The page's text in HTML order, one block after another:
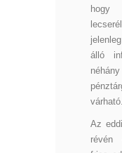
álló
várható.
Az